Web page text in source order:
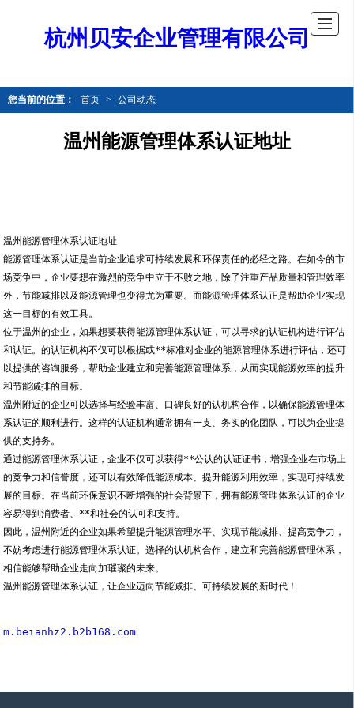
杭州贝安企业管理有限公司
您当前的位置： 首页 > 公司动态
温州能源管理体系认证地址
温州能源管理体系认证地址
能源管理体系认证是当前企业追求可持续发展和环保责任的必经之路。在如今的市
场竞争中，企业要想在激烈的竞争中立于不败之地，除了注重产品质量和管理效率
外，节能减排以及能源管理也变得尤为重要。而能源管理体系认正是帮助企业实现
这一目标的有效工具。
位于温州的企业，如果想要获得能源管理体系认证，可以寻求的认证机构进行评估
和认证。的认证机构不仅可以根据或**标准对企业的能源管理体系进行评估，还可
以提供的咨询服务，帮助企业建立和完善能源管理体系，从而实现能源效率的提升
和节能减排的目标。
温州附近的企业可以选择与经验丰富、口碑良好的认机构合作，以确保能源管理体
系认证的顺利进行。这样的认证机构通常拥有一支、务实的化团队，可以为企业提
供的支持务。
通过能源管理体系认证，企业不仅可以获得**公认的认证证书，增强企业在市场上
的竞争力和信誉度，还可以有效降低能源成本、提升能源利用效率，实现可持续发
展的目标。在当前环保意识不断增强的社会背景下，拥有能源管理体系认证的企业
容易得到消费者、**和社会的认可和支持。
因此，温州附近的企业如果希望提升能源管理水平、实现节能减排、提高竞争力，
不妨考虑进行能源管理体系认证。选择的认机构合作，建立和完善能源管理体系，
相信能够帮助企业走向加璀璨的未来。
温州能源管理体系认证，让企业迈向节能减排、可持续发展的新时代！
m.beianhz2.b2b168.com